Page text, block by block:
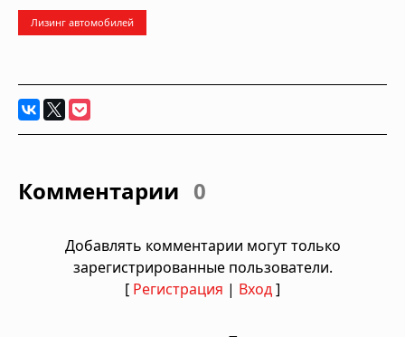
Лизинг автомобилей
Комментарии 0
Добавлять комментарии могут только
зарегистрированные пользователи.
[ Регистрация | Вход]